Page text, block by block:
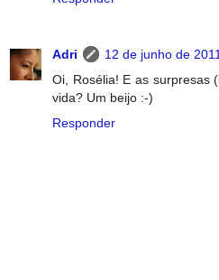
Adri
12 de junho de
Oi, Rosélia! E as surpresas
vida? Um beijo :-)
Responder